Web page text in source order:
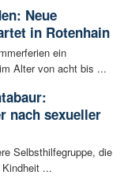
Neue
in Rotenhain
ein
Alter von acht bis ...
nach sexueller
Selbsthilfegruppe, die
...